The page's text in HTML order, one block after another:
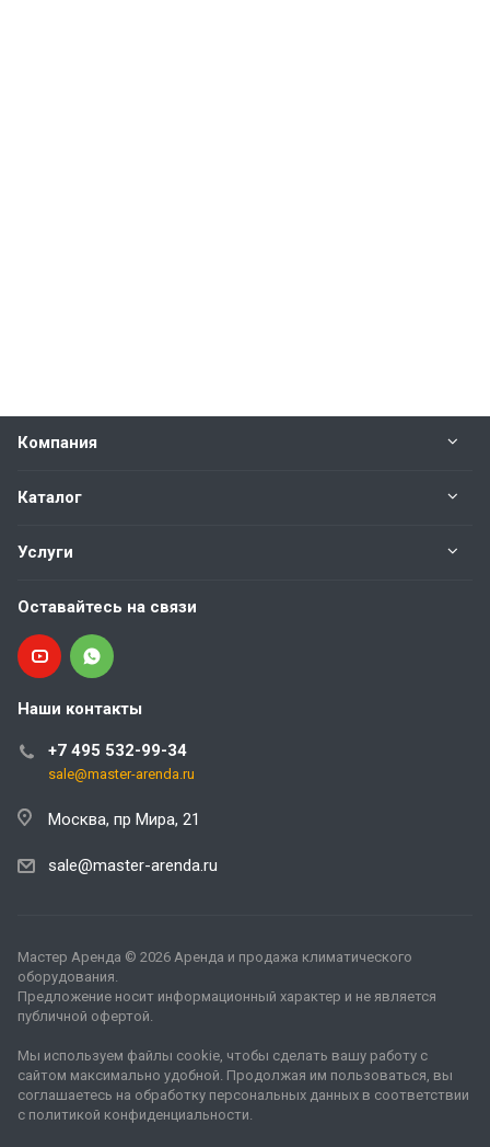
Компания
Каталог
Услуги
Оставайтесь на связи
Наши контакты
+7 495 532-99-34
sale@master-arenda.ru
Москва, пр Мира, 21
sale@master-arenda.ru
Мастер Аренда © 2026 Аренда и продажа климатического
оборудования.
Предложение носит информационный характер и не является
публичной офертой.
Мы используем файлы cookie, чтобы сделать вашу работу с
сайтом максимально удобной. Продолжая им пользоваться, вы
соглашаетесь на обработку персональных данных в соответствии
с политикой конфиденциальности.